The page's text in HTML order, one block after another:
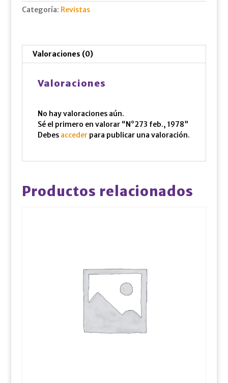
Categoría: Revistas
Valoraciones (0)
Valoraciones
No hay valoraciones aún.
Sé el primero en valorar “N°273 feb., 1978”
Debes accederpara publicar una valoración.
Productos relacionados